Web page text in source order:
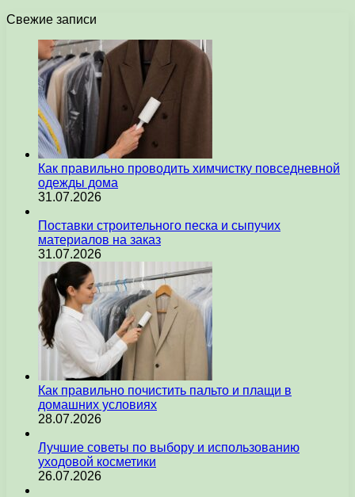
Свежие записи
Как правильно проводить химчистку повседневной
одежды дома
31.07.2026
Поставки строительного песка и сыпучих
материалов на заказ
31.07.2026
Как правильно почистить пальто и плащи в
домашних условиях
28.07.2026
Лучшие советы по выбору и использованию
уходовой косметики
26.07.2026